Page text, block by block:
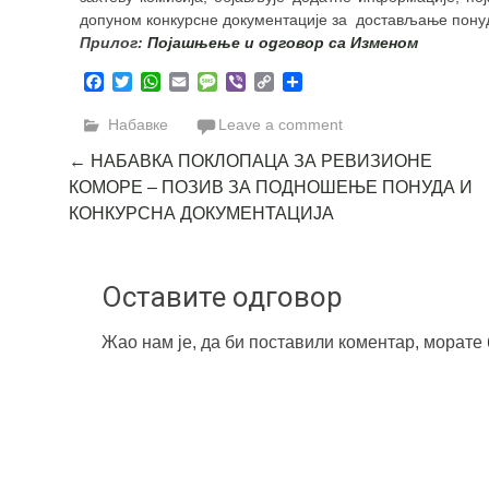
допуном конкурсне документације за достављање
Прилог: Појашњење и одговор са Изменом
Facebook
TwitterWhatsApp
EmailMessage
Viber Copy
Набавке Leave a comment
Post
navigation
← НАБАВКА ПОКЛОПАЦА ЗА РЕВИЗИОНЕ
КОМОРЕ – ПОЗИВ ЗА ПОДНОШЕЊЕ ПОНУДА И
КОНКУРСНА ДОКУМЕНТАЦИЈА
Оставите одговор
Жао нам је, да би поставили коментар, морате